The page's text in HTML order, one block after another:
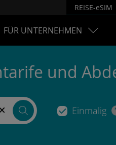
REISE-eSIM
FÜR UNTERNEHMEN
und
Einmalig